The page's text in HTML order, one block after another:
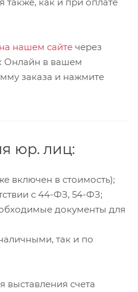
нашем сайте через
Онлайн в вашем
заказа и нажмите
юр. лиц:
включен в стоимость);
с 44-ФЗ, 54-ФЗ;
документы для
так и по
выставления счета